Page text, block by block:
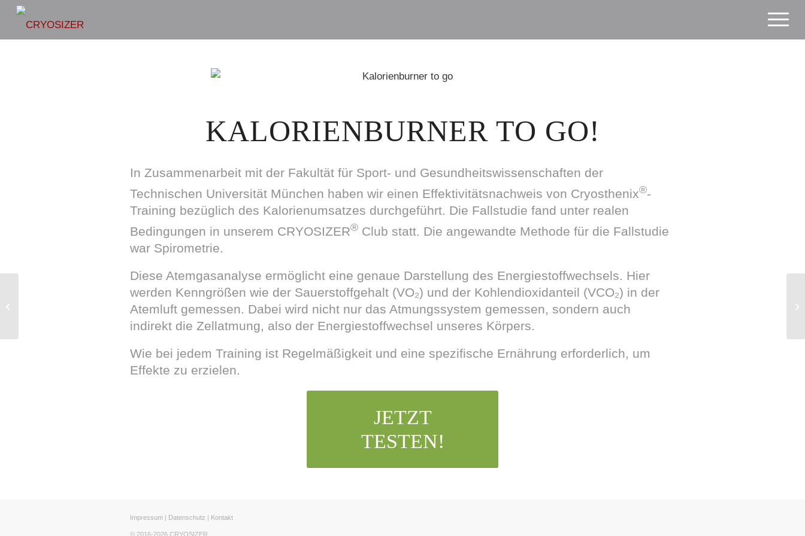
KALORIENBURNER TO GO!
In Zusammenarbeit mit der Fakultät für Sport- und Gesundheitswissenschaften der
Technischen Universität München haben wir einen Effektivitätsnachweis von Cryosthenix®-
Training bezüglich des Kalorienumsatzes durchgeführt. Die Fallstudie fand unter realen
Bedingungen in unserem CRYOSIZER® Club statt. Die angewandte Methode für die Fallstudie
war Spirometrie.
Diese Atemgasanalyse ermöglicht eine genaue Darstellung des Energiestoffwechsels. Hier
werden Kenngrößen wie der Sauerstoffgehalt (VO₂) und der Kohlendioxidanteil (VCO₂) in der
Atemluft gemessen. Dabei wird nicht nur das Atmungssystem gemessen, sondern auch
indirekt die Zellatmung, also der Energiestoffwechsel unseres Körpers.
Wie bei jedem Training ist Regelmäßigkeit und eine spezifische Ernährung erforderlich, um
Effekte zu erzielen.
JETZT
TESTEN!
Impressum Datenschutz Kontakt
© 2016-2026 CRYOSIZER